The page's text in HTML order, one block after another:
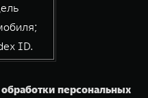
ID.
персональных